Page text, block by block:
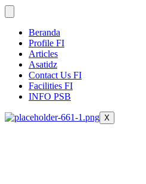
Beranda
Profile FI
Articles
Asatidz
Contact Us FI
Facilities FI
INFO PSB
X